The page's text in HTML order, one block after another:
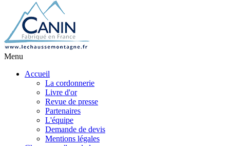
Menu
Accueil
La cordonnerie
Livre d'or
Revue de presse
Partenaires
L'équipe
Demande de devis
Mentions légales